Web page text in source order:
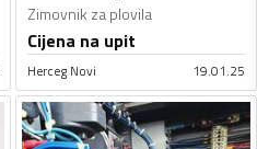
Zimovnik za plovila
Cijena na upit
Herceg Novi 19.01.25